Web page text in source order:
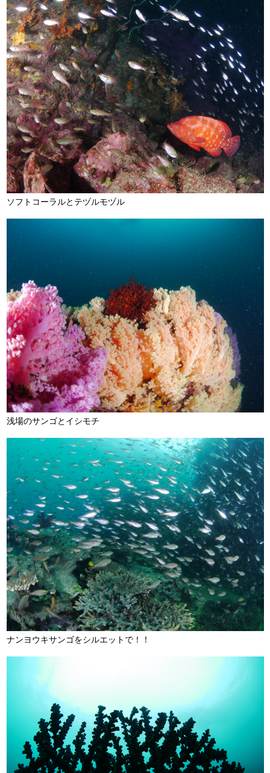
ソフトコーラルとテヅルモヅル
浅場のサンゴとイシモチ
ナンヨウキサンゴをシルエットで！！